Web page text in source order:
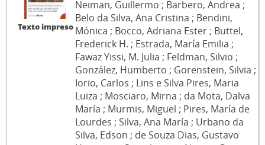
Texto impreso
Neiman, Guillermo ; Barbero, Andrea ;
Belo da Silva, Ana Cristina ; Bendini,
Mónica ; Bocco, Adriana Ester ; Buttel,
Frederick H. ; Estrada, María Emilia ;
Fawaz Yissi, M. Julia ; Feldman, Silvio ;
González, Humberto ; Gorenstein, Silvia ;
Iorio, Carlos ; Lins e Silva Pires, Maria
Luiza ; Mosciaro, Mirna ; da Mota, Dalva
María ; Murmis, Miguel ; Pires, María de
Lourdes ; Silva, Ana María ; Urbano da
Silva, Edson ; de Souza Dias, Gustavo